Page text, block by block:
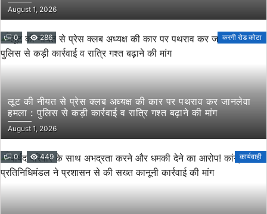
August 1, 2026
0 286 करगी रोड कोटा
लूट की नीयत से प्रेस क्लब अध्यक्ष की कार पर पथराव कर जानलेवा
हमला : पुलिस से कड़ी कार्रवाई व रात्रि गश्त बढ़ाने की मांग
August 1, 2026
0 449 कार्यवाही